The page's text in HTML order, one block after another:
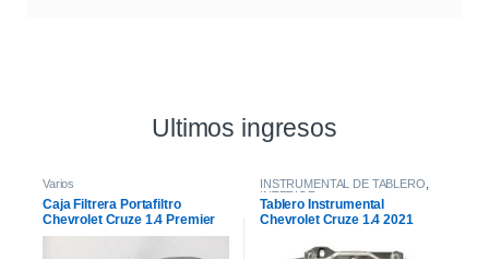
Ultimos ingresos
Varios
Caja Filtrera Portafiltro
Chevrolet Cruze 1.4 Premier
19/21
INSTRUMENTAL DE TABLERO,
INTERIOR
Tablero Instrumental
Chevrolet Cruze 1.4 2021